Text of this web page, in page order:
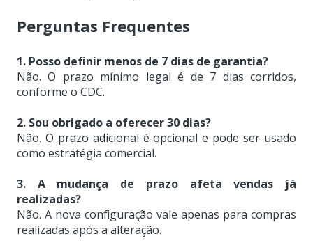
Perguntas Frequentes
1. Posso definir menos de 7 dias de garantia?
Não. O prazo mínimo legal é de 7 dias corridos,
conforme o CDC.
2. Sou obrigado a oferecer 30 dias?
Não. O prazo adicional é opcional e pode ser usado
como estratégia comercial.
3. A mudança de prazo afeta vendas já
realizadas?
Não. A nova configuração vale apenas para compras
realizadas após a alteração.